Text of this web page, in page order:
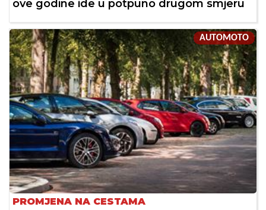
ove godine ide u potpuno drugom smjeru
AUTOMOTO
PROMJENA NA CESTAMA